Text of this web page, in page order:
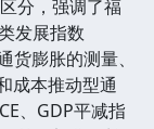
分，强调了福
发展指数
货膨胀的测量、
成本推动型通
、GDP平减指